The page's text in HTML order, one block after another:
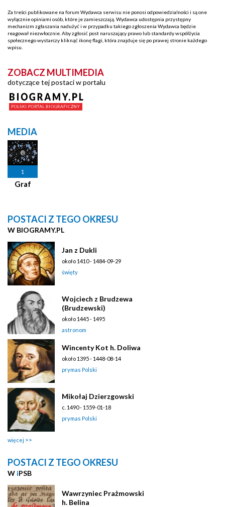
Za treści publikowane na forum Wydawca serwisu nie ponosi odpowiedzialności i są one
wyłącznie opiniami osób, które je zamieszczają. Wydawca udostępnia przystępny
mechanizm zgłaszania nadużyć i w przypadku takiego zgłoszenia Wydawca będzie
reagował niezwłocznie. Aby zgłosić post naruszający prawo lub standardy współżycia
społecznego wystarczy kliknąć ikonę flagi, która znajduje się po prawej stronie każdego
wpisu.
ZOBACZ MULTIMEDIA
dotyczące tej postaci w portalu
MEDIA
1
Graf
POSTACI Z TEGO OKRESU
W BIOGRAMY.PL
Jan z Dukli
około 1410 - 1484-09-29
święty
Wojciech z Brudzewa
(Brudzewski)
około 1445 - 1495
astronom
Wincenty Kot h. Doliwa
około 1395 - 1448-08-14
prymas Polski
Mikołaj Dzierzgowski
c. 1490 - 1559-01-18
prymas Polski
więcej
POSTACI Z TEGO OKRESU
W iPSB
Wawrzyniec Prażmowski
h. Belina